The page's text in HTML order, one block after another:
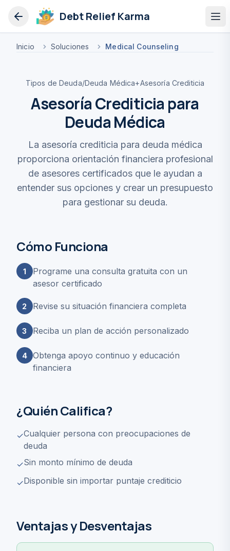
Debt Relief Karma
Inicio Soluciones Medical Counseling
Tipos de Deuda/Deuda Médica+Asesoría Crediticia
Asesoría Crediticia para
Deuda Médica
La asesoría crediticia para deuda médica
proporciona orientación financiera profesional
de asesores certificados que le ayudan a
entender sus opciones y crear un presupuesto
para gestionar su deuda.
Cómo Funciona
1
Programe una consulta gratuita con un
asesor certificado
2 Revise su situación financiera completa
3 Reciba un plan de acción personalizado
4
Obtenga apoyo continuo y educación
financiera
¿Quién Califica?
✓Cualquier persona con preocupaciones de
deuda
✓Sin monto mínimo de deuda
✓Disponible sin importar puntaje crediticio
Ventajas y Desventajas